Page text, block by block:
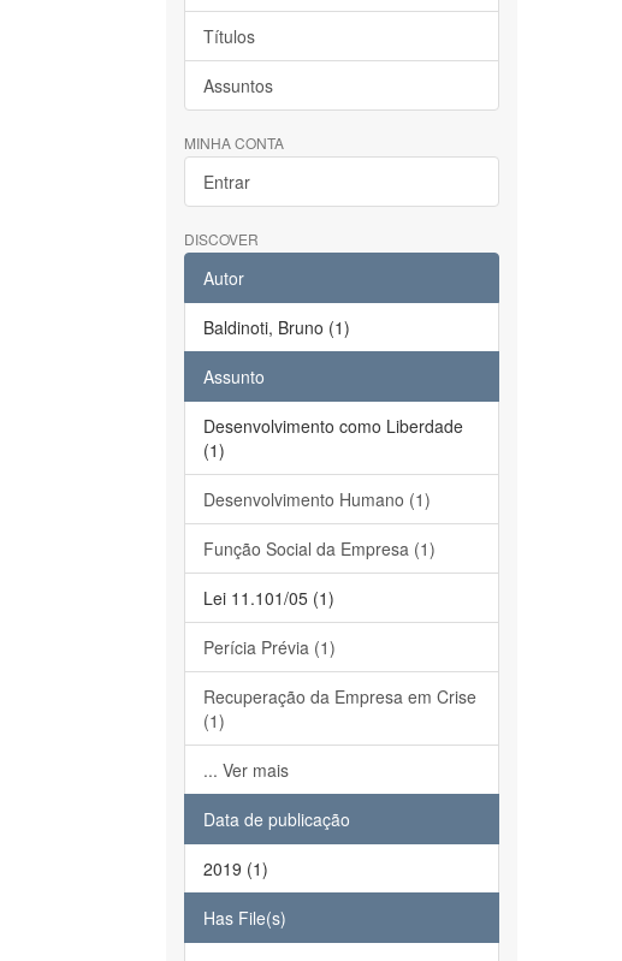
Títulos
Assuntos
MINHA CONTA
Entrar
DISCOVER
Autor
Baldinoti, Bruno (1)
Assunto
Desenvolvimento como Liberdade
(1)
Desenvolvimento Humano (1)
Função Social da Empresa (1)
Lei 11.101/05 (1)
Perícia Prévia (1)
Recuperação da Empresa em Crise
(1)
... Ver mais
Data de publicação
2019 (1)
Has File(s)